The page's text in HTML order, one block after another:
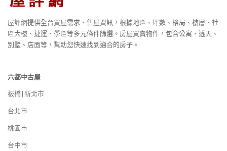
屋評網提供全台買屋需求、售屋資訊，根據地區、坪數、格局、樓層、社
區大樓、捷運、學區等多元條件篩選。房屋買賣物件，包含公寓、透天、
別墅、店面等，幫助您快速找到適合的房子。
六都中古屋
板橋|新北市
台北市
桃園市
台中市